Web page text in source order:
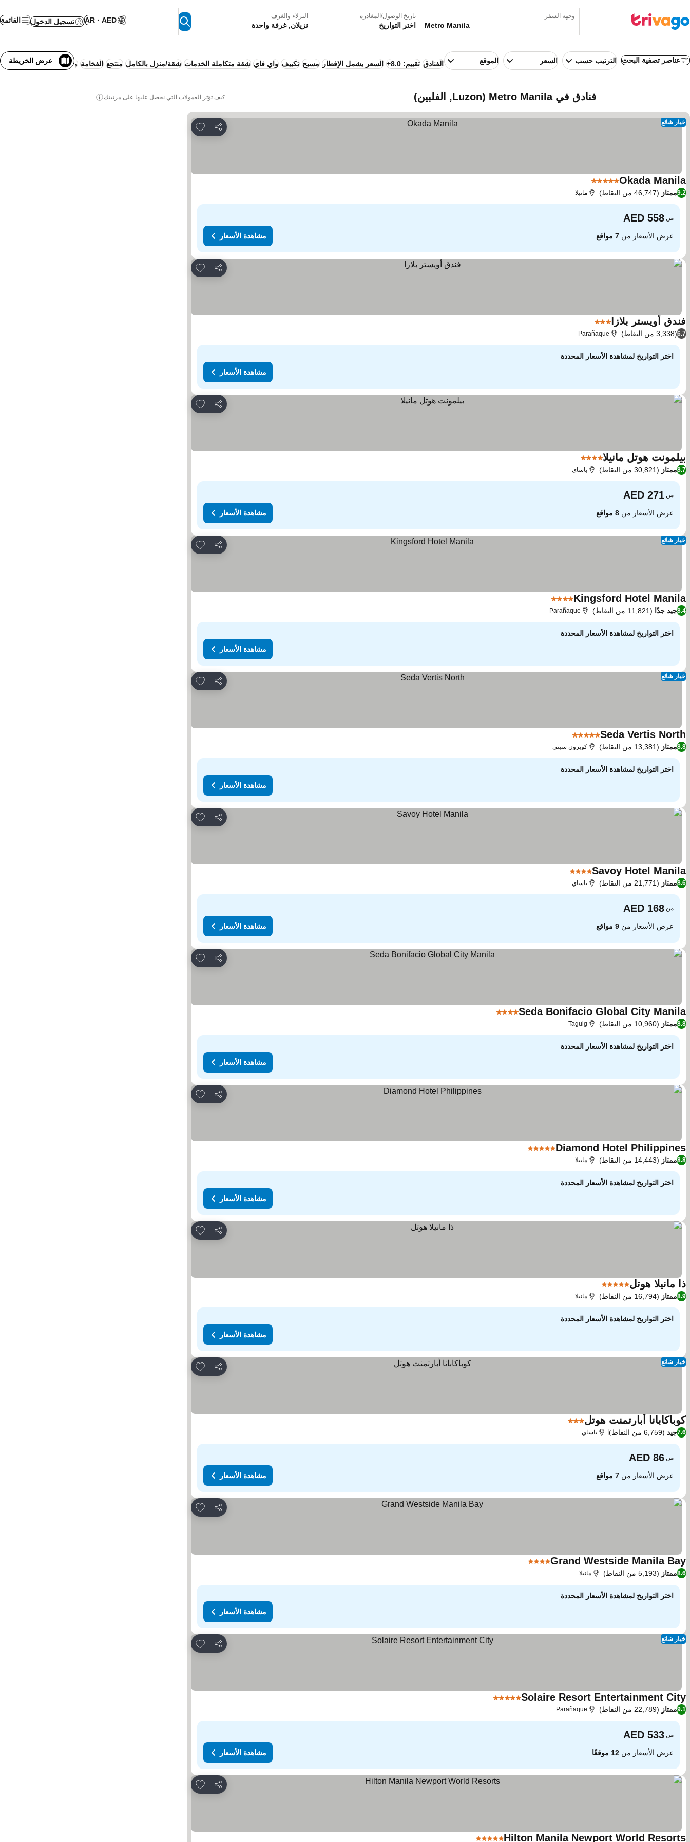
وجهة السفر تاريخ الوصول/المغادرة
اختر التواريخ
النزلاء والغرف
نزيلان, غرفة واحدة
AR · AED تسجيل الدخول القائمة
عناصر تصفية البحث الترتيب حسب السعر الموقع الفنادق تقييم: 8.0+ السعر يشمل الإفطار مسبح تكييف واي فاي شقة متكاملة الخدمات شقة/منزل بالكامل منتجع الفخامة موقف سياراتعرض الخريطة
فنادق في Metro Manila (Luzon, الفلبين) كيف تؤثر العمولات التي نحصل عليها على مرتبتك
مشاركة
Add to favorites خيار شائع
Okada Manila5 عدد النجوم
9.2ممتاز (46,747 من النقاط) مانيلا
من
عرض الأسعار من 7 مواقع مشاهدة الأسعار
مشاركة
Add to favorites
فندق أويستر بلازا 3 عدد النجوم
6.7(3,338 من النقاط) Parañaque
اختر التواريخ لمشاهدة الأسعار المحددة
مشاهدة الأسعار
مشاركة
Add to favorites
بيلمونت هوتل مانيلا4 عدد النجوم
8.7ممتاز (30,821 من النقاط) باساي
من
عرض الأسعار من 8 مواقع مشاهدة الأسعار
مشاركة
Add to favorites خيار شائع
Kingsford Hotel Manila4 عدد النجوم
8.4جيد جدًا (11,821 من النقاط) Parañaque
اختر التواريخ لمشاهدة الأسعار المحددة
مشاهدة الأسعار
مشاركة
Add to favorites خيار شائع
Seda Vertis North5 عدد النجوم
8.8ممتاز (13,381 من النقاط) كويزون سيتي
اختر التواريخ لمشاهدة الأسعار المحددة
مشاهدة الأسعار
مشاركة
Add to favorites
Savoy Hotel Manila4 عدد النجوم
8.6ممتاز (21,771 من النقاط) باساي
من
عرض الأسعار من 9 مواقع مشاهدة الأسعار
مشاركة
Add to favorites
Seda Bonifacio Global City Manila4 عدد النجوم
8.8ممتاز (10,960 من النقاط) Taguig
اختر التواريخ لمشاهدة الأسعار المحددة
مشاهدة الأسعار
مشاركة
Add to favorites
Diamond Hotel Philippines5 عدد النجوم
8.8ممتاز (14,443 من النقاط) مانيلا
اختر التواريخ لمشاهدة الأسعار المحددة
مشاهدة الأسعار
مشاركة
Add to favorites
ذا مانيلا هوتل5 عدد النجوم
8.9ممتاز (16,794 من النقاط) مانيلا
اختر التواريخ لمشاهدة الأسعار المحددة
مشاهدة الأسعار
مشاركة
Add to favorites خيار شائع
كوباكابانا أبارتمنت هوتل3 عدد النجوم
7.6جيد (6,759 من النقاط) باساي
من
عرض الأسعار من 7 مواقع مشاهدة الأسعار
مشاركة
Add to favorites
Grand Westside Manila Bay4 عدد النجوم
8.6ممتاز (5,193 من النقاط) مانيلا
اختر التواريخ لمشاهدة الأسعار المحددة
مشاهدة الأسعار
مشاركة
Add to favorites خيار شائع
Solaire Resort Entertainment City5 عدد النجوم
9.1ممتاز (22,789 من النقاط) Parañaque
من
عرض الأسعار من 12 موقعًا مشاهدة الأسعار
مشاركة
Add to favorites
Hilton Manila Newport World Resorts